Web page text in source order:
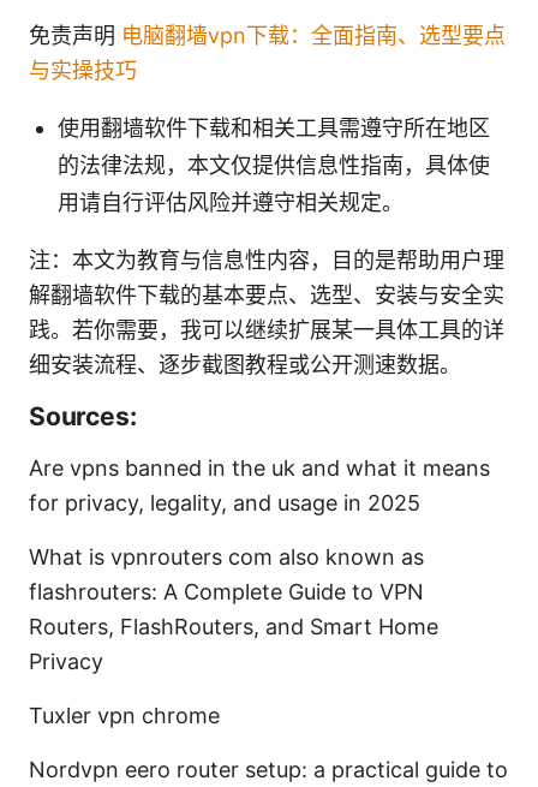
免责声明 电脑翻墙vpn下载：全面指南、选型要点
与实操技巧
使用翻墙软件下载和相关工具需遵守所在地区
的法律法规，本文仅提供信息性指南，具体使
用请自行评估风险并遵守相关规定。
注：本文为教育与信息性内容，目的是帮助用户理
解翻墙软件下载的基本要点、选型、安装与安全实
践。若你需要，我可以继续扩展某一具体工具的详
细安装流程、逐步截图教程或公开测速数据。
Sources:
Are vpns banned in the uk and what it means
for privacy, legality, and usage in 2025
What is vpnrouters com also known as
flashrouters: A Complete Guide to VPN
Routers, FlashRouters, and Smart Home
Privacy
Tuxler vpn chrome
Nordvpn eero router setup: a practical guide to